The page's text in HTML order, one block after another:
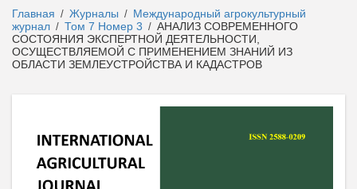
Главная / Журналы / Международный агрокультурный
журнал / Том 7 Номер 3 / АНАЛИЗ СОВРЕМЕННОГО
СОСТОЯНИЯ ЭКСПЕРТНОЙ ДЕЯТЕЛЬНОСТИ,
ОСУЩЕСТВЛЯЕМОЙ С ПРИМЕНЕНИЕМ ЗНАНИЙ ИЗ
ОБЛАСТИ ЗЕМЛЕУСТРОЙСТВА И КАДАСТРОВ